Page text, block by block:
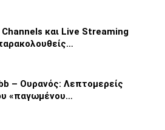
και Live Streaming
– Ουρανός: Λεπτομερείς
«παγωμένου…